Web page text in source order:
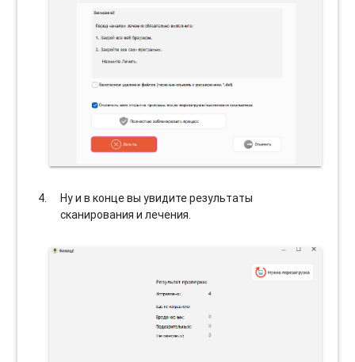
Ну и в конце вы увидите результаты
сканирования и лечения.